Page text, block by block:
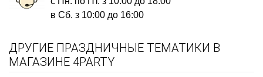
в Сб. з 10:00 до 16:00
ДРУГИЕ ПРАЗДНИЧНЫЕ ТЕМАТИКИ В
МАГАЗИНЕ 4PARTY